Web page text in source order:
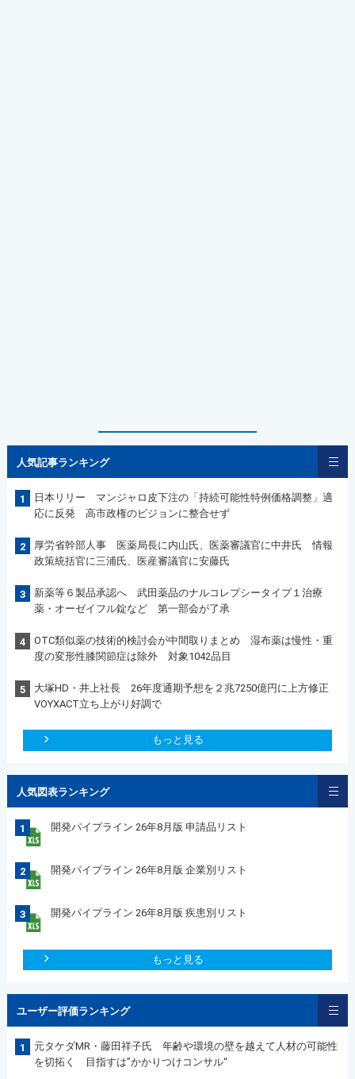
人気記事ランキング
1
日本リリー マンジャロ皮下注の「持続可能性特例価格調整」適
応に反発 高市政権のビジョンに整合せず
2
厚労省幹部人事 医薬局長に内山氏、医薬審議官に中井氏 情報
政策統括官に三浦氏、医産審議官に安藤氏
3
新薬等６製品承認へ 武田薬品のナルコレプシータイプ１治療
薬・オーゼイフル錠など 第一部会が了承
4
OTC類似薬の技術的検討会が中間取りまとめ 湿布薬は慢性・重
度の変形性膝関節症は除外 対象1042品目
5
大塚HD・井上社長 26年度通期予想を２兆7250億円に上方修正
VOYXACT立ち上がり好調で
もっと見る
人気図表ランキング
1 開発パイプライン 26年8月版 申請品リスト
2 開発パイプライン 26年8月版 企業別リスト
3 開発パイプライン 26年8月版 疾患別リスト
もっと見る
ユーザー評価ランキング
1
元タケダMR・藤田祥子氏 年齢や環境の壁を越えて人材の可能性
を切拓く 目指すは”かかりつけコンサル“